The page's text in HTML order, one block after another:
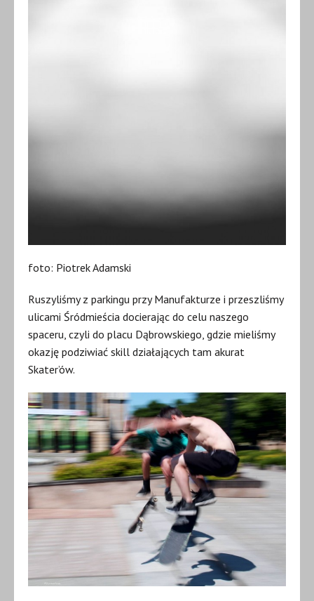
foto: Piotrek Adamski
Ruszyliśmy z parkingu przy Manufakturze i przeszliśmy
ulicami Śródmieścia docierając do celu naszego
spaceru, czyli do placu Dąbrowskiego, gdzie mieliśmy
okazję podziwiać skill działających tam akurat
Skater’ów.